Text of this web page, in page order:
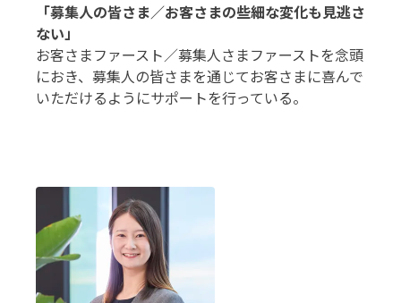
「募集人の皆さま／お客さまの些細な変化も見逃さ
ない」
お客さまファースト／募集人さまファーストを念頭
におき、募集人の皆さまを通じてお客さまに喜んで
いただけるようにサポートを行っている。